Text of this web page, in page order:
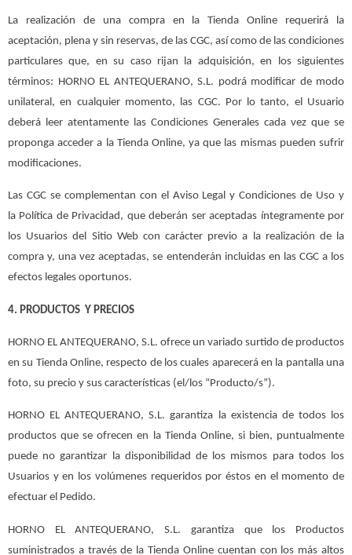
La realización de una compra en la Tienda Online requerirá la
aceptación, plena y sin reservas, de las CGC, así como de las condiciones
particulares que, en su caso rijan la adquisición, en los siguientes
términos: HORNO EL ANTEQUERANO, S.L. podrá modificar de modo
unilateral, en cualquier momento, las CGC. Por lo tanto, el Usuario
deberá leer atentamente las Condiciones Generales cada vez que se
proponga acceder a la Tienda Online, ya que las mismas pueden sufrir
modificaciones.
Las CGC se complementan con el Aviso Legal y Condiciones de Uso y
la Política de Privacidad, que deberán ser aceptadas íntegramente por
los Usuarios del Sitio Web con carácter previo a la realización de la
compra y, una vez aceptadas, se entenderán incluidas en las CGC a los
efectos legales oportunos.
4. PRODUCTOS Y PRECIOS
HORNO EL ANTEQUERANO, S.L. ofrece un variado surtido de productos
en su Tienda Online, respecto de los cuales aparecerá en la pantalla una
foto, su precio y sus características (el/los “Producto/s”).
HORNO EL ANTEQUERANO, S.L. garantiza la existencia de todos los
productos que se ofrecen en la Tienda Online, si bien, puntualmente
puede no garantizar la disponibilidad de los mismos para todos los
Usuarios y en los volúmenes requeridos por éstos en el momento de
efectuar el Pedido.
HORNO EL ANTEQUERANO, S.L. garantiza que los Productos
suministrados a través de la Tienda Online cuentan con los más altos